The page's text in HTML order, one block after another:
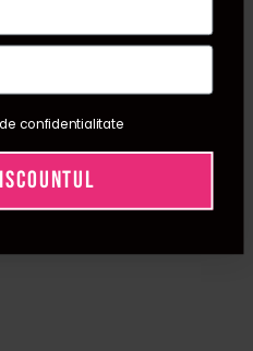
confidentialitate